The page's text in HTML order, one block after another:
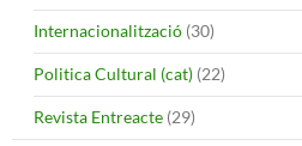
Internacionalització (30)
Politica Cultural (cat) (22)
Revista Entreacte (29)